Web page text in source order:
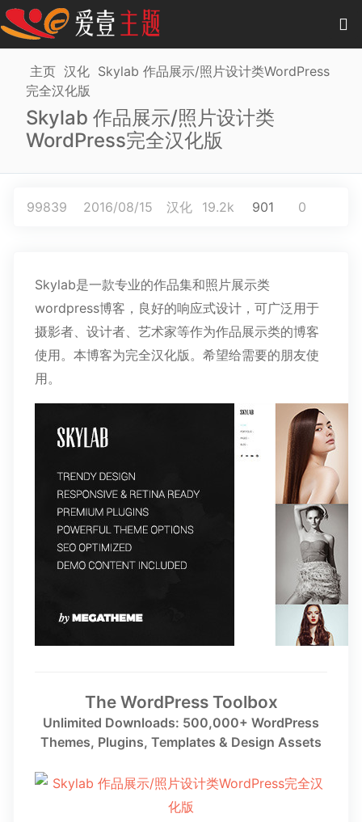
0项目-0.00 元
主题
插件
主页 汉化 Skylab 作品展示/照片设计类WordPress
完全汉化版
Skylab 作品展示/照片设计类
WordPress完全汉化版
99839 2016/08/15 汉化 19.2k 901 0
Skylab是一款专业的作品集和照片展示类
wordpress博客，良好的响应式设计，可广泛用于
摄影者、设计者、艺术家等作为作品展示类的博客
使用。本博客为完全汉化版。希望给需要的朋友使
用。
The WordPress Toolbox
Unlimited Downloads: 500,000+ WordPress
Themes, Plugins, Templates & Design Assets